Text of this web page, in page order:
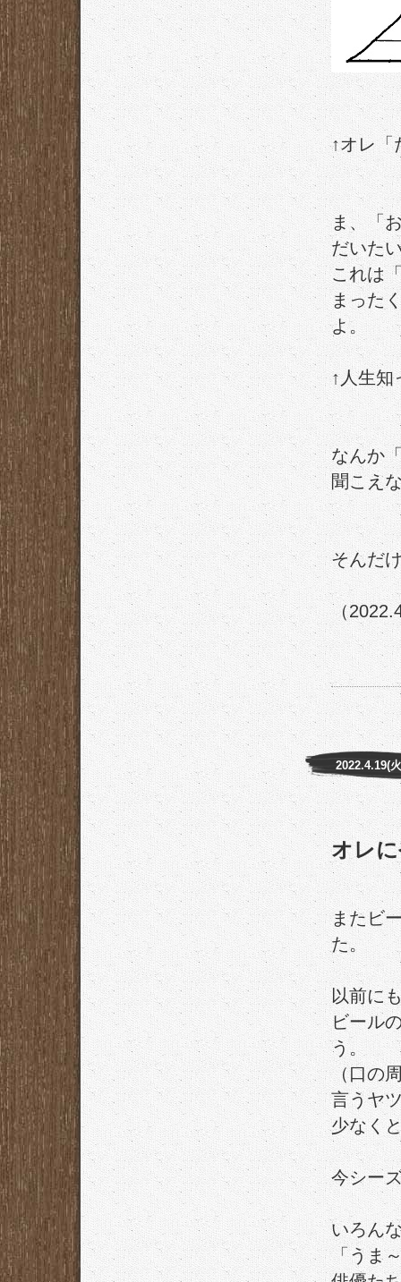
↑オレ「
ま、「
だいた
これは
まった
よ。
↑人生知
なんか
聞こえ
そんだ
（
2022.4.19(
オレ
またビ
た。
以前に
ビール
う。
（口の
言うヤ
少なく
今シー
いろん
「うま